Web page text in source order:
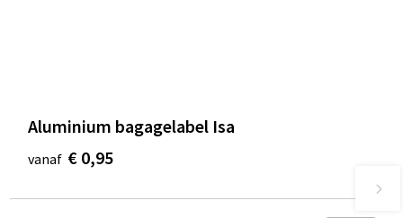
Aluminium bagagelabel Isa
vanaf € 0,95